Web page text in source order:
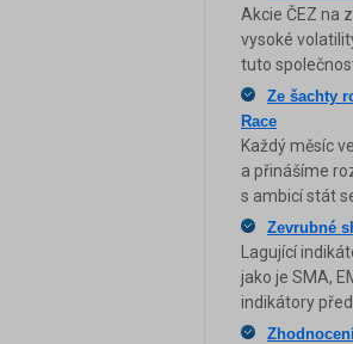
Akcie ČEZ na
vysoké
tuto
Ze šachty
Race
Každý měsíc
a přinášíme
s ambicí stát
Zevrubné
Lagující
jako je SMA,
indikátory